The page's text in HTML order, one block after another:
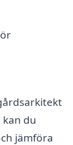
du
jämföra